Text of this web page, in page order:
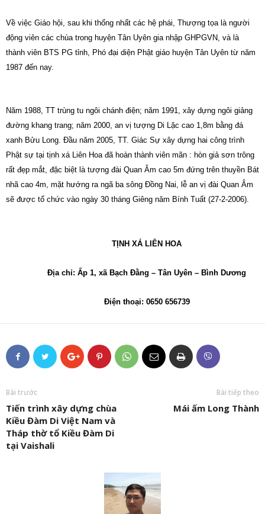
Về việc Giáo hội, sau khi thống nhất các hệ phái, Thượng tọa là người
động viên các chùa trong huyện Tân Uyên gia nhập GHPGVN, và là
thành viên BTS PG tỉnh, Phó đại diện Phật giáo huyện Tân Uyên từ năm
1987 đến nay.
Năm 1988, TT trùng tu ngôi chánh điện; năm 1991, xây dựng ngôi giảng
đường khang trang; năm 2000, an vị tượng Di Lặc cao 1,8m bằng đá
xanh Bửu Long. Đầu năm 2005, TT. Giác Sự xây dựng hai công trình
Phật sự tại tịnh xá Liên Hoa đã hoàn thành viên mãn : hòn giả sơn trông
rất đẹp mắt, đặc biệt là tượng đài Quan Âm cao 5m đứng trên thuyền Bát
nhã cao 4m, mặt hướng ra ngã ba sông Đồng Nai, lễ an vị đài Quan Âm
sẽ được tổ chức vào ngày 30 tháng Giêng năm Bính Tuất (27-2-2006).
TỊNH XÁ LIÊN HOA
Địa chỉ: Ấp 1, xã Bạch Đằng – Tân Uyên – Bình Dương
Điện thoại: 0650 656739
Bài trước
Tiến trình xây dựng chùa
Kiều Đàm Di Việt Nam và
Tháp thờ tổ Kiều Đàm Di
tại Vaishali
Bài tiếp theo
Mái ấm Long Thành